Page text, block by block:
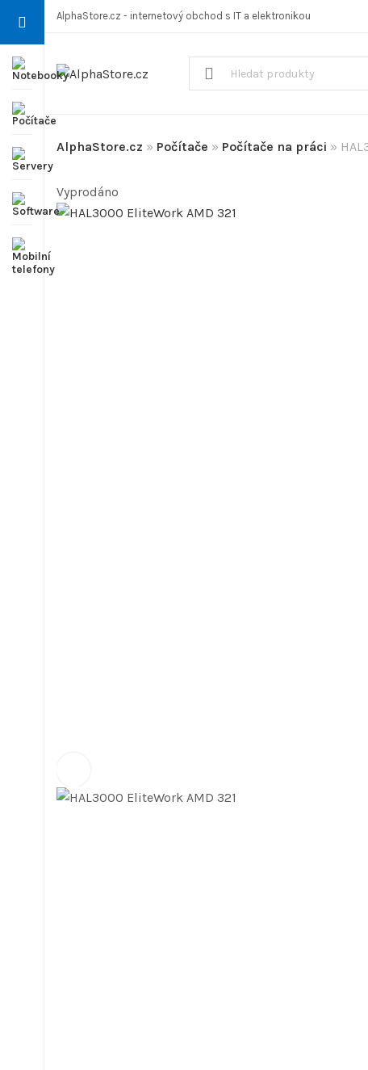
AlphaStore.cz - internetový obchod s IT a elektronikou
AlphaStore.cz » Počítače » Počítače na práci »
Vyprodáno